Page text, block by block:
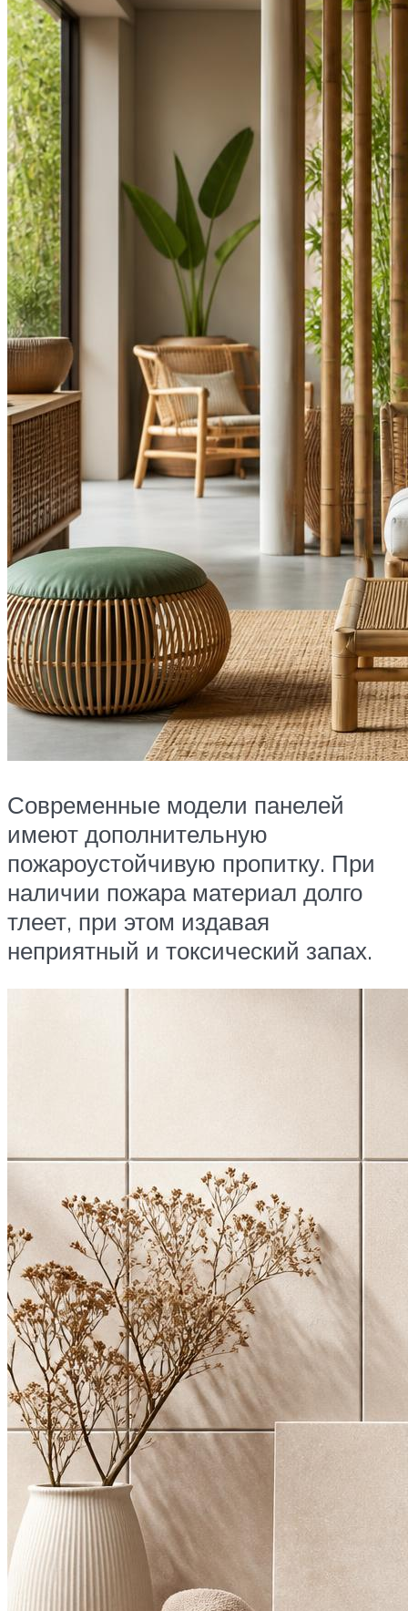
Современные модели панелей
имеют дополнительную
пожароустойчивую пропитку. При
наличии пожара материал долго
тлеет, при этом издавая
неприятный и токсический запах.